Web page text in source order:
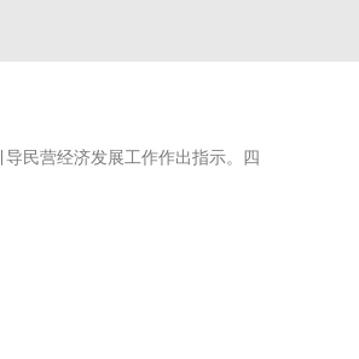
民营经济发展工作作出指示。四